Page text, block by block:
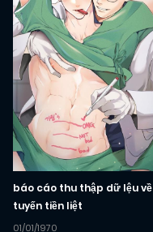
báo cáo thu thập dữ lệu về
tuyến tiền liệt
01/01/1970